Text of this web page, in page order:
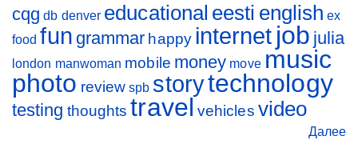
cqg db denver educational eesti english ex
food fun grammar happy internet job julia
london manwoman mobile money move music
photo review spb storytechnology
testing thoughts travel vehicles video
Далее